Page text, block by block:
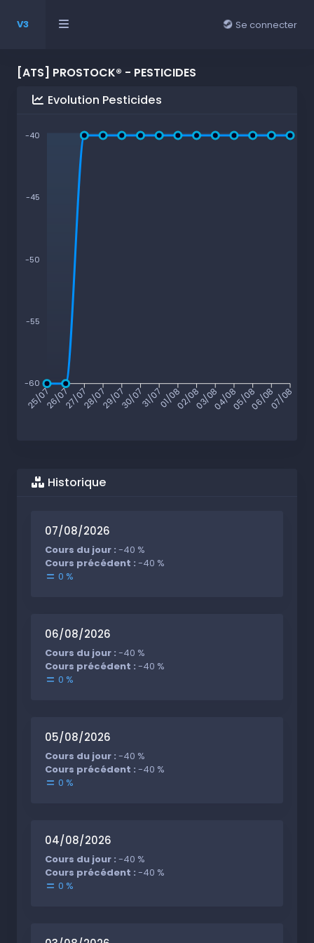
V3 Se connecter
[ATS] PROSTOCK® - PESTICIDES
Evolution Pesticides
-40
-45
-50
-55
-60
25/0726/0727/0728/0729/0730/0731/0701/0802/0803/0804/0805/0806/0807/08
Historique
07/08/2026
Cours du jour : -40 %
Cours précédent : -40 %
0 %
06/08/2026
Cours du jour : -40 %
Cours précédent : -40 %
0 %
05/08/2026
Cours du jour : -40 %
Cours précédent : -40 %
0 %
04/08/2026
Cours du jour : -40 %
Cours précédent : -40 %
0 %